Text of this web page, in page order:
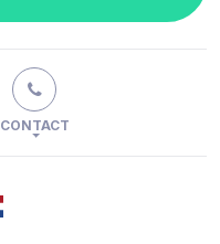
CONTACT